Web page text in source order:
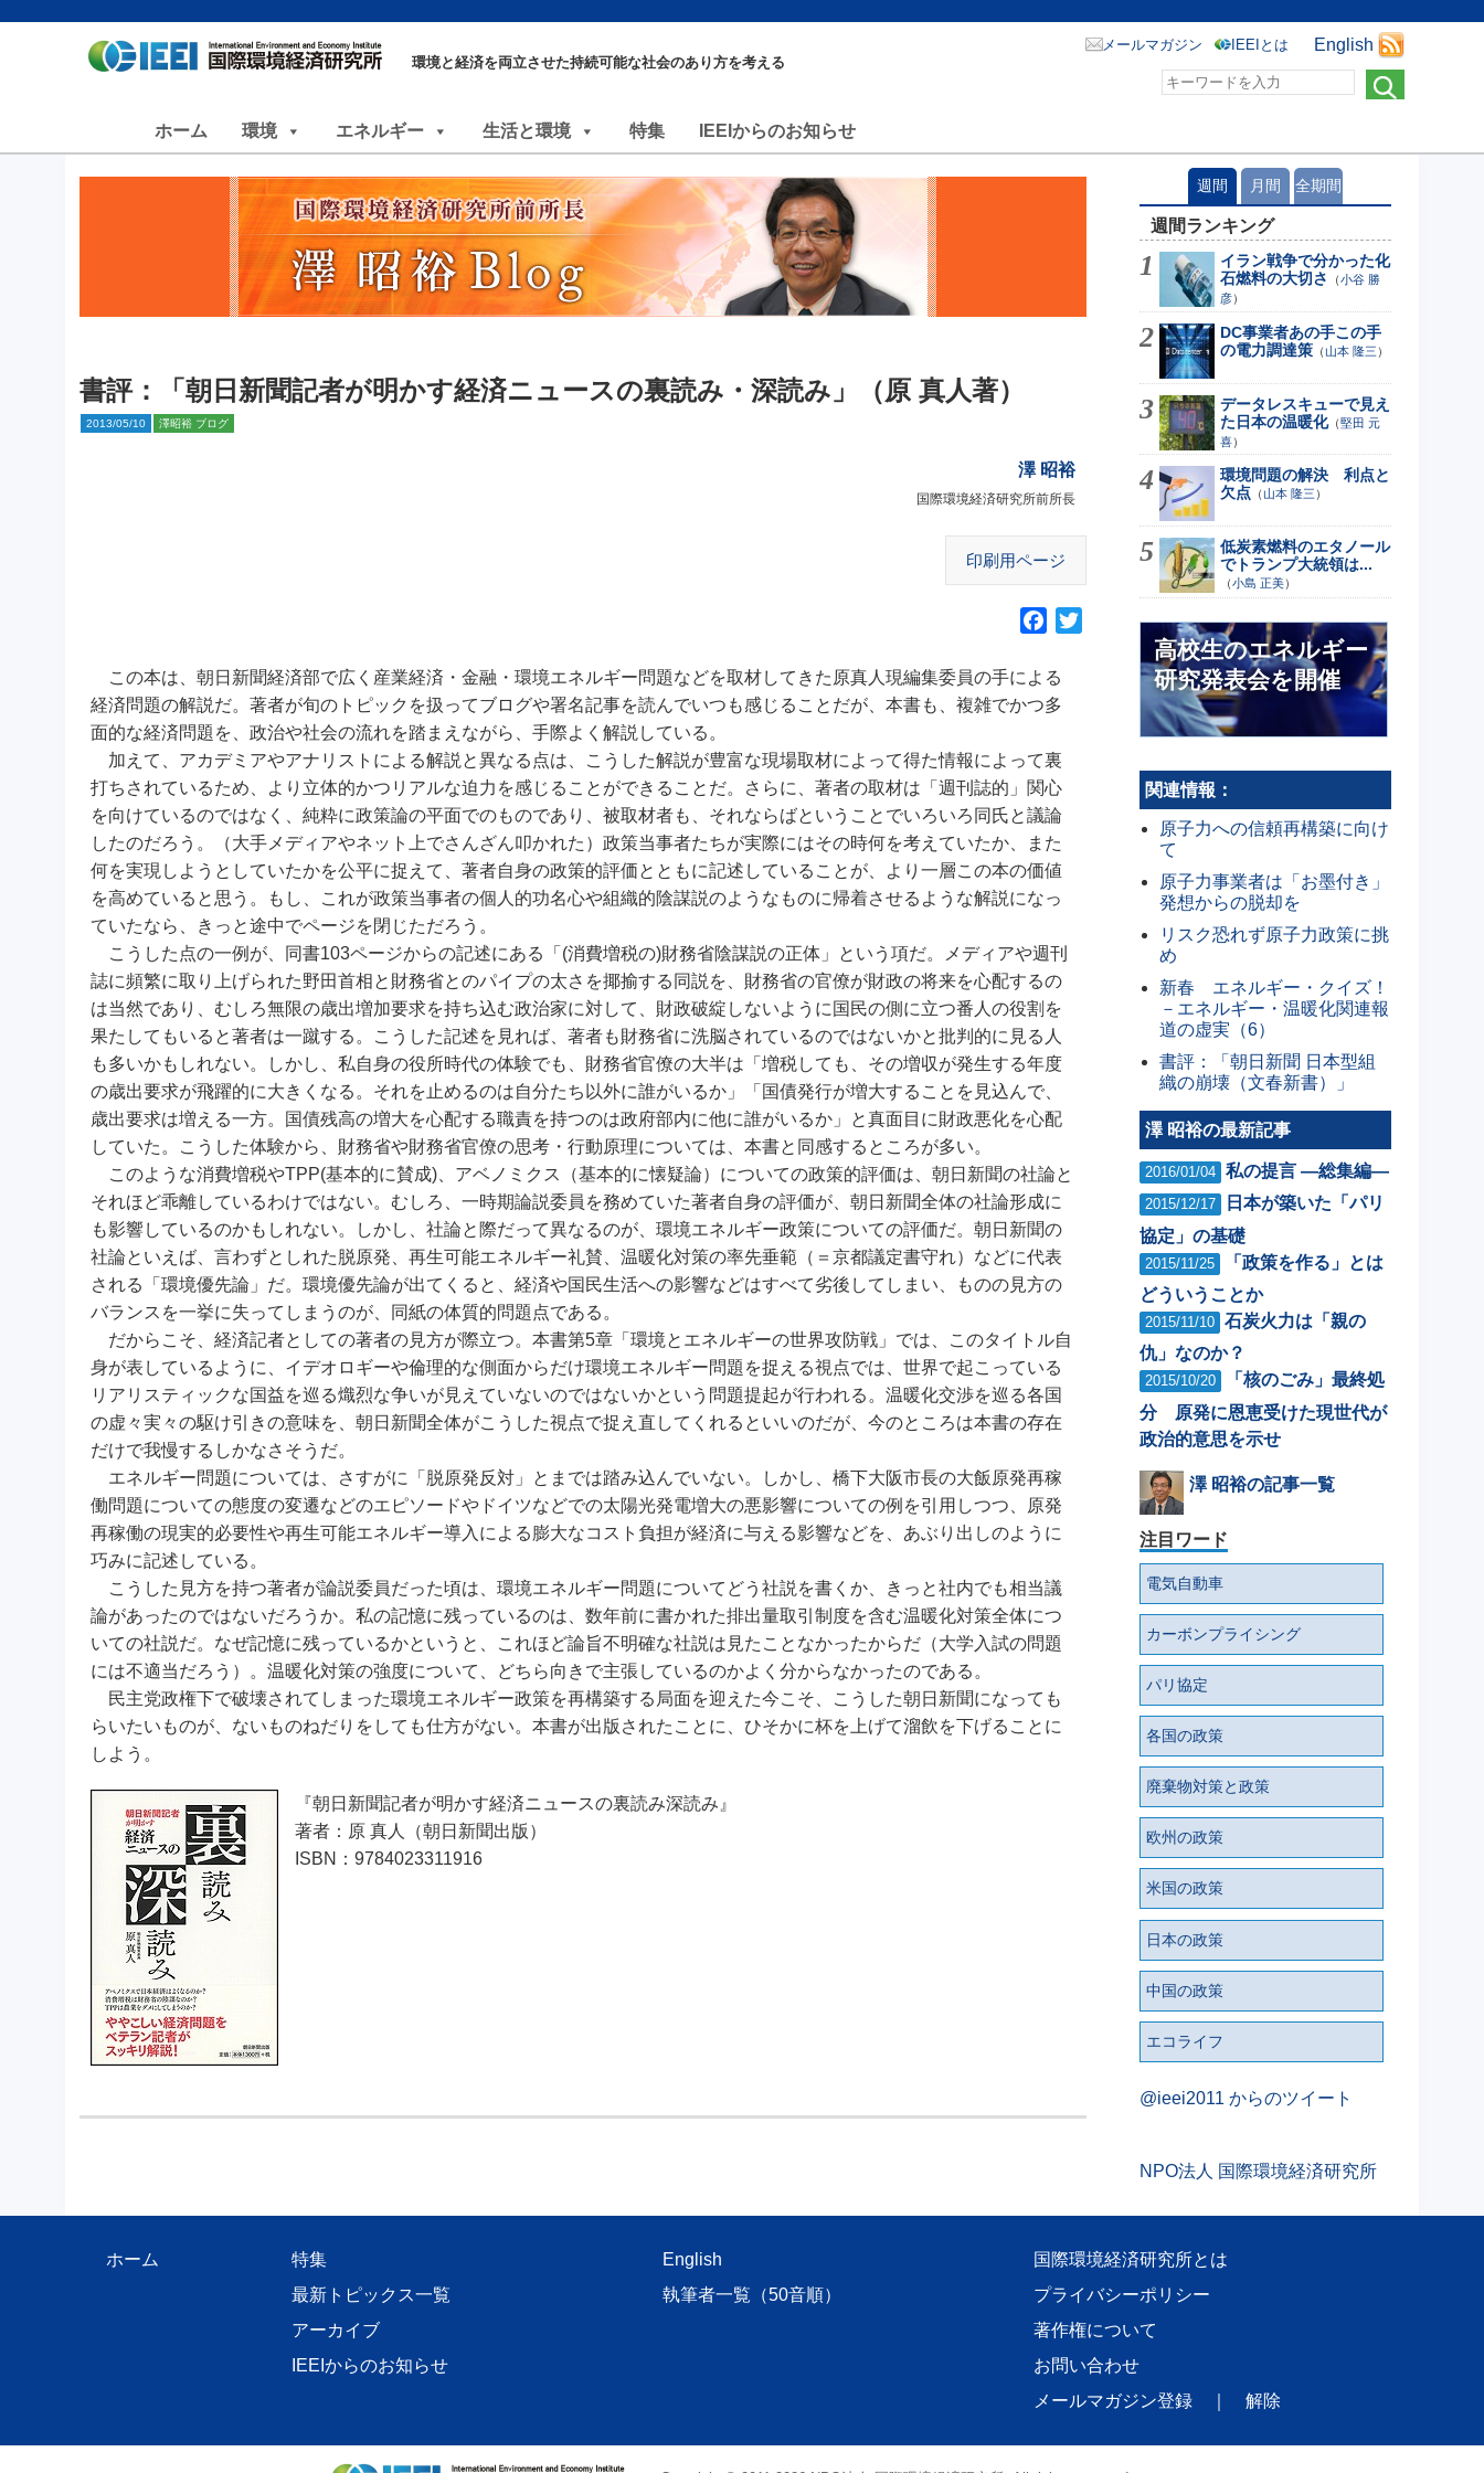
環境と経済を両立させた持続可能な社会のあり方を考える
English
メールマガジン IEEIとは
ホーム 環境 エネルギー 生活と環境 特集 IEEIからのお知らせ
書評：「朝日新聞記者が明かす経済ニュースの裏読み・深読み」（原 真人著）
2013/05/10 澤昭裕 ブログ
澤 昭裕
国際環境経済研究所前所長
印刷用ページ
c
e
o
o
k
この本は、朝日新聞経済部で広く産業経済・金融・環境エネルギー問題などを取材してきた原真人現編集委員の手による
経済問題の解説だ。著者が旬のトピックを扱ってブログや署名記事を読んでいつも感じることだが、本書も、複雑でかつ多
面的な経済問題を、政治や社会の流れを踏まえながら、手際よく解説している。
加えて、アカデミアやアナリストによる解説と異なる点は、こうした解説が豊富な現場取材によって得た情報によって裏
打ちされているため、より立体的かつリアルな迫力を感じることができることだ。
さらに、著者の取材は「週刊誌的」関心
を向けているのではなく、純粋に政策論の平面でのものであり、被取材者も、それならばということでいろいろ同氏と議論
したのだろう。（大手メディアやネット上でさんざん叩かれた）政策当事者たちが実際にはその時何を考えていたか、また
何を実現しようとしていたかを公平に捉えて、著者自身の政策的評価とともに記述していることが、より一層この本の価値
を高めていると思う。もし、これが政策当事者の個人的功名心や組織的陰謀説のようなものに帰着させるような解説になっ
ていたなら、きっと途中でページを閉じただろう。
こうした点の一例が、同書103ページからの記述にある「(消費増税の)財務省陰謀説の正体」という項だ。メディアや週刊
誌に頻繁に取り上げられた野田首相と財務省とのパイプの太さを揶揄する同説を、財務省の官僚が財政の将来を心配するの
は当然であり、むしろ無限の歳出増加要求を持ち込む政治家に対して、財政破綻しないように国民の側に立つ番人の役割を
果たしてもいると著者は一蹴する。こうした記述を見れば、著者も財務省に洗脳されているのではないかと批判的に見る人
も多いかもしれない。しかし、私自身の役所時代の体験でも、財務省官僚の大半は「増税しても、その増収が発生する年度
の歳出要求が飛躍的に大きくなる。それを止めるのは自分たち以外に誰がいるか」「国債発行が増大することを見込んで、
歳出要求は増える一方。国債残高の増大を心配する職責を持つのは政府部内に他に誰がいるか」と真面目に財政悪化を心配
していた。こうした体験から、財務省や財務省官僚の思考・行動原理については、本書と同感するところが多い。
このような消費増税やTPP(基本的に賛成)、アベノミクス（基本的に懐疑論）についての政策的評価は、朝日新聞の社論と
それほど乖離しているわけではない。むしろ、一時期論説委員を務めていた著者自身の評価が、朝日新聞全体の社論形成に
も影響しているのかもしれない。しかし、社論と際だって異なるのが、環境エネルギー政策についての評価だ。朝日新聞の
社論といえば、言わずとしれた脱原発、再生可能エネルギー礼賛、温暖化対策の率先垂範（＝京都議定書守れ）などに代表
される「環境優先論」だ。環境優先論が出てくると、経済や国民生活への影響などはすべて劣後してしまい、ものの見方の
バランスを一挙に失ってしまうのが、同紙の体質的問題点である。
だからこそ、経済記者としての著者の見方が際立つ。本書第5章「環境とエネルギーの世界攻防戦」では、このタイトル自
身が表しているように、イデオロギーや倫理的な側面からだけ環境エネルギー問題を捉える視点では、世界で起こっている
リアリスティックな国益を巡る熾烈な争いが見えていないのではないかという問題提起が行われる。温暖化交渉を巡る各国
の虚々実々の駆け引きの意味を、朝日新聞全体がこうした視点で捉え直してくれるといいのだが、今のところは本書の存在
だけで我慢するしかなさそうだ。
エネルギー問題については、さすがに「脱原発反対」とまでは踏み込んでいない。しかし、橋下大阪市長の大飯原発再稼
働問題についての態度の変遷などのエピソードやドイツなどでの太陽光発電増大の悪影響についての例を引用しつつ、原発
再稼働の現実的必要性や再生可能エネルギー導入による膨大なコスト負担が経済に与える影響などを、あぶり出しのように
巧みに記述している。
こうした見方を持つ著者が論説委員だった頃は、環境エネルギー問題についてどう社説を書くか、きっと社内でも相当議
論があったのではないだろうか。私の記憶に残っているのは、数年前に書かれた排出量取引制度を含む温暖化対策全体につ
いての社説だ。なぜ記憶に残っているかというと、これほど論旨不明確な社説は見たことなかったからだ（大学入試の問題
には不適当だろう）。温暖化対策の強度について、どちら向きで主張しているのかよく分からなかったのである。
民主党政権下で破壊されてしまった環境エネルギー政策を再構築する局面を迎えた今こそ、こうした朝日新聞になっても
らいたいものが、ないものねだりをしても仕方がない。本書が出版されたことに、ひそかに杯を上げて溜飲を下げることに
しよう。
『朝日新聞記者が明かす経済ニュースの裏読み深読み』
著者：原 真人（朝日新聞出版）
ISBN：9784023311916
週間 月間 全期間
週間ランキング
イラン戦争で分かった化
石燃料の大切さ
（小谷 勝
彦）
DC事業者あの手この手
の電力調達策 （山本 隆三 ）
データレスキューで見え
た日本の温暖化（堅田 元
喜）
環境問題の解決 利点と
欠点 （山本 隆三 ）
低炭素燃料のエタノール
でトランプ大統領は...
（小島 正美）
高校生のエネルギー
研究発表会を開催
関連情報：
原子力への信頼再構築に向け
て
原子力事業者は「お墨付き」
発想からの脱却を
リスク恐れず原子力政策に挑
め
新春 エネルギー・クイズ！
－エネルギー・温暖化関連報
道の虚実（6）
書評：「朝日新聞 日本型組
織の崩壊（文春新書）」
澤 昭裕の最新記事
2016/01/04 私の提言 ―総集編―
2015/12/17
日本が築いた「パリ
協定」の基礎
2015/11/25
「政策を作る」とは
どういうことか
2015/11/10 石炭火力は「親の
仇」なのか？
2015/10/20
「核のごみ」最終処
分 原発に恩恵受けた現世代が
政治的意思を示せ
澤 昭裕の記事一覧
注目ワード
電気自動車
カーボンプライシング
パリ協定
各国の政策
廃棄物対策と政策
欧州の政策
米国の政策
日本の政策
中国の政策
エコライフ
@ieei2011 からのツイート
NPO法人 国際環境経済研究所
ホーム
特集
最新トピックス一覧
アーカイブ
IEEIからのお知らせ
English
執筆者一覧（50音順）
国際環境経済研究所とは
プライバシーポリシー
著作権について
お問い合わせ
メールマガジン登録
解除